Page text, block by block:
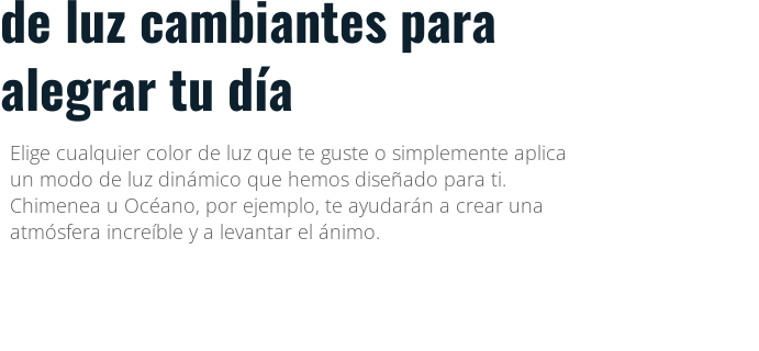
de luz cambiantes para
alegrar tu día
Elige cualquier color de luz que te guste o simplemente aplica
un modo de luz dinámico que hemos diseñado para ti.
Chimenea u Océano, por ejemplo, te ayudarán a crear una
atmósfera increíble y a levantar el ánimo.